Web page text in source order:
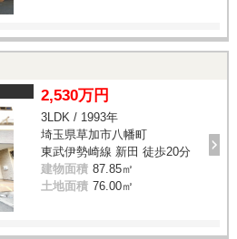
2,530万円
3LDK / 1993年
埼玉県草加市八幡町
東武伊勢崎線 新田 徒歩20分
建物面積 87.85㎡
土地面積 76.00㎡